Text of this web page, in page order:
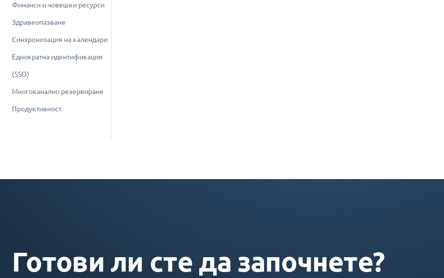
Финанси и човешки ресурси
Здравеопазване
Синхронизация на календари
Еднократна идентификация
(SSO)
Многоканално резервиране
Продуктивност
Готови ли сте да започнете?